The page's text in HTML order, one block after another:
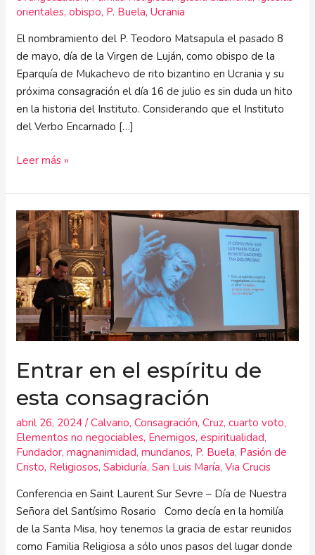
orientales,obispo, P. Buela,Ucrania
El nombramiento del P. Teodoro Matsapula el pasado 8
de mayo, día de la Virgen de Luján, como obispo de la
Eparquía de Mukachevo de rito bizantino en Ucrania y su
próxima consagración el día 16 de julio es sin duda un hito
en la historia del Instituto. Considerando que el Instituto
del Verbo Encarnado […]
Leer más »
Entrar en el espíritu de
esta consagración
abril 26, 2024/Calvario,Consagración,Cruz,cuarto voto,
Elementos no negociables, Enemigos,espiritualidad,
Fundador,magnanimidad,mundanos, P. Buela, Pasión de
Cristo, Religiosos,Sabiduría,San Luis María,Via Crucis
Conferencia en Saint Laurent Sur Sevre – Día de Nuestra
Señora del Santísimo Rosario Como decía en la homilía
de la Santa Misa, hoy tenemos la gracia de estar reunidos
como Familia Religiosa a sólo unos pasos del lugar donde
Entrar
en
el
espíritu
de
esta
consagración